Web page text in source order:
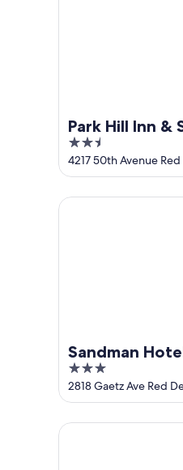
Park Hill Inn &
2.5
out
of
5
4217 50th Avenue
Sandman
3
out
of
5
2818 Gaetz Ave Red
Sandman Hotel Red
Western Budget Plus